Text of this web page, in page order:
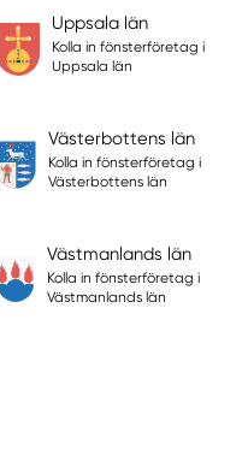
Uppsala län
Kolla in fönsterföretag i
Uppsala län
Västerbottens län
Kolla in fönsterföretag i
Västerbottens län
Västmanlands län
Kolla in fönsterföretag i
Västmanlands län